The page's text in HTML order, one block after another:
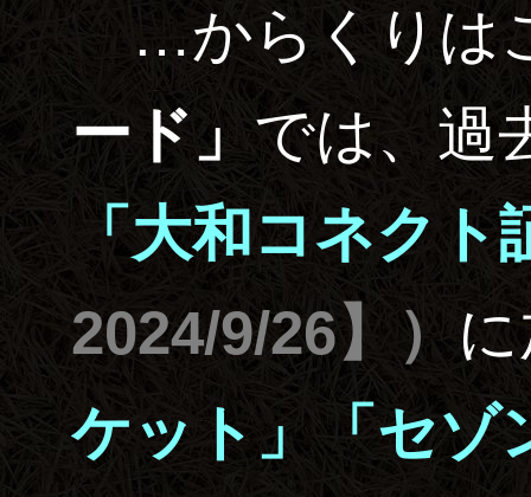
…からくりは
ード」では、過
「大和コネクト
2024/9/26】
）
ケット」「セゾ